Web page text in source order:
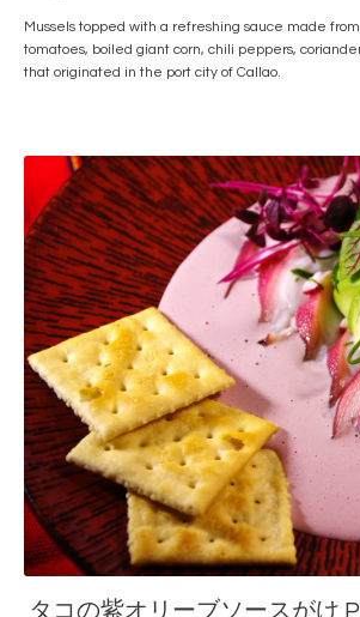
Mussels topped with a refreshing sauce made
tomatoes, boiled giant corn, chili peppers,
that originated in the port city of Callao.
タコの紫オリーブソースがけ